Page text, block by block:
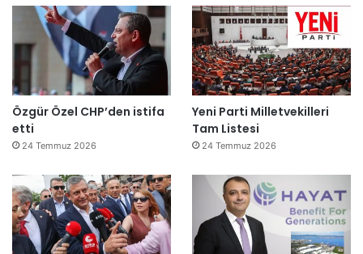
Özgür Özel CHP’den istifa
etti
24 Temmuz 2026
Yeni Parti Milletvekilleri
Tam Listesi
24 Temmuz 2026